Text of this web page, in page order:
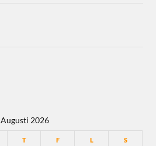
Augusti 2026
T F L S